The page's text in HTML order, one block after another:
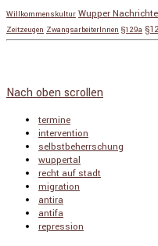
Willkommenskultur Wupper
Zeitzeugen ZwangsarbeiterInnen §129a
Nach oben scrollen
termine
intervention
selbstbeherrschung
wuppertal
recht auf stadt
migration
antira
antifa
repression